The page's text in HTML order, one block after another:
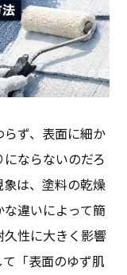
ず、表面に細か
ならないのだろ
は、塗料の乾燥
違いによって簡
性に大きく影響
「表面のゆず肌